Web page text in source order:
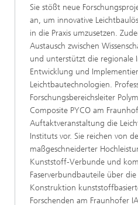
Sie stößt neue
an, um innovative
in die Praxis umzusetzen.
Austausch zwischen
und unterstützt die regionale
Entwicklung und
Leichtbautechnologien.
Forschungsbereichsleiter
Composite PYCO am
Auftaktveranstaltung die
Instituts vor. Sie reichen von
maßgeschneiderter
Kunststoff-Verbunde und
Faserverbundbauteile über
Konstruktion
Forschenden am Fraunhofer